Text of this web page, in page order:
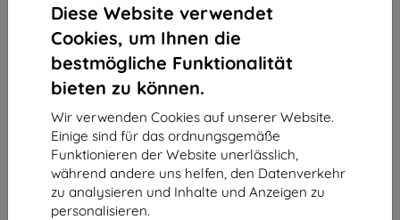
Diese Website verwendet
Cookies, um Ihnen die
bestmögliche Funktionalität
bieten zu können.
Wir verwenden Cookies auf unserer Website.
Einige sind für das ordnungsgemäße
Funktionieren der Website unerlässlich,
während andere uns helfen, den Datenverkehr
zu analysieren und Inhalte und Anzeigen zu
personalisieren.
vom ganzen
Shield-Sk s.r.o.